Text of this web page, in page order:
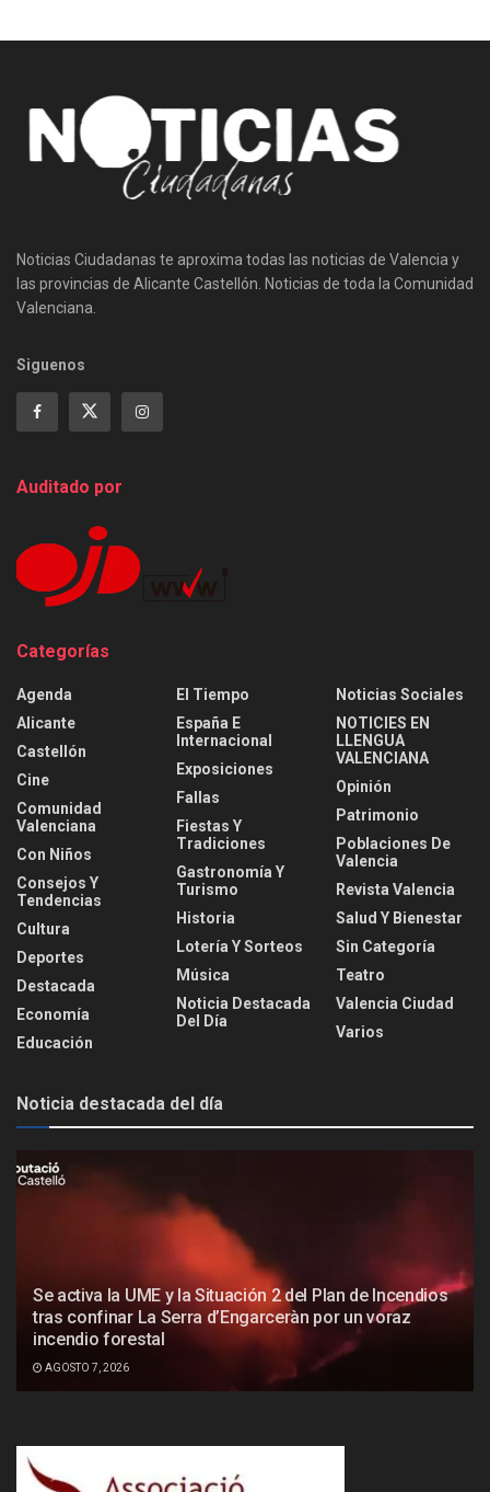
Noticias Ciudadanas te aproxima todas las noticias de Valencia y
las provincias de Alicante Castellón. Noticias de toda la Comunidad
Valenciana.
Siguenos
Auditado por
Categorías
Agenda
Alicante
Castellón
Cine
Comunidad
Valenciana
Con Niños
Consejos Y
Tendencias
Cultura
Deportes
Destacada
Economía
Educación
El Tiempo
España E
Internacional
Exposiciones
Fallas
Fiestas Y
Tradiciones
Gastronomía Y
Turismo
Historia
Lotería Y Sorteos
Música
Noticia Destacada
Del Día
Noticias Sociales
NOTICIES EN
LLENGUA
VALENCIANA
Opinión
Patrimonio
Poblaciones De
Valencia
Revista Valencia
Salud Y Bienestar
Sin Categoría
Teatro
Valencia Ciudad
Varios
Noticia destacada del día
Se activa la UME y la Situación 2 del Plan de Incendios
tras confinar La Serra d’Engarceràn por un voraz
incendio forestal
AGOSTO 7, 2026